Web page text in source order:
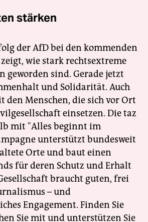
stärken
der AfD bei den kommenden
wie stark rechtsextreme
geworden sind. Gerade jetzt
und Solidarität. Auch
den Menschen, die sich vor Ort
einsetzen. Die taz
mit "Alles beginnt im
unterstützt bundesweit
Orte und baut einen
für deren Schutz und Erhalt
braucht guten, frei
– und
Engagement. Finden Sie
Sie mit und unterstützen Sie